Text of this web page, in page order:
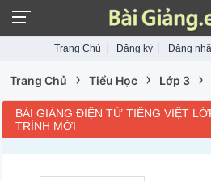
Trang Chủ Đăng ký Đăng
Trang Chủ › Tiểu Học › Lớp 3 ›
BÀI GIẢNG ĐIỆN TỬ TIẾNG VIỆT
TRÌNH MỚI